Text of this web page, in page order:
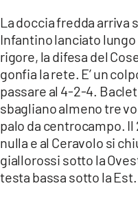
La doccia fredda arriva
Infantino lanciato
rigore, la difesa del
gonfia la rete. E’ un
passare al 4-2-4.
sbagliano almeno tre
palo da centrocampo. Il
nulla e al Ceravolo si
giallorossi sotto la
testa bassa sotto la Est.